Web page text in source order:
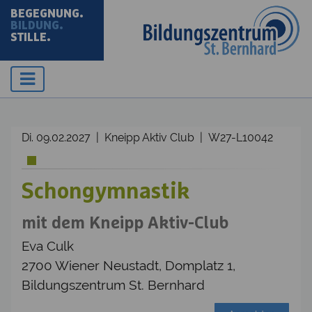
BEGEGNUNG.
BILDUNG.
STILLE.
Di. 09.02.2027 | Kneipp Aktiv Club | W27-L10042
Schongymnastik
mit dem Kneipp Aktiv-Club
Eva Culk
2700 Wiener Neustadt, Domplatz 1,
Bildungszentrum St. Bernhard